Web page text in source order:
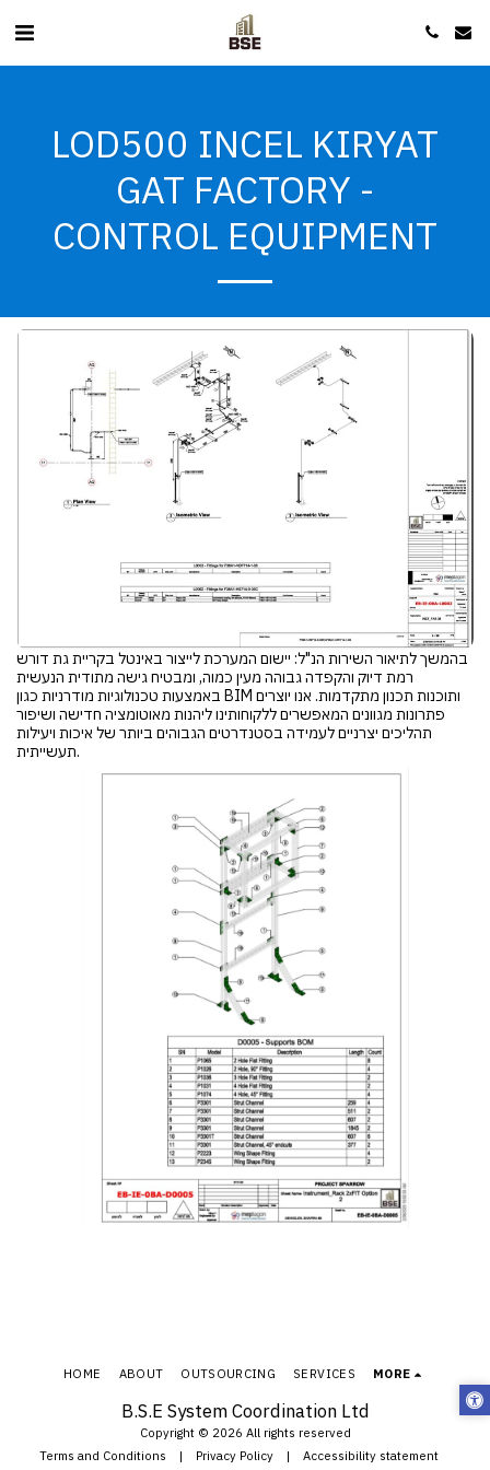
LOD500 INCEL KIRYAT
GAT FACTORY -
CONTROL EQUIPMENT
בהמשך לתיאור השירות הנ"ל: יישום המערכת לייצור באינטל בקריית גת דורש
רמת דיוק והקפדה גבוהה מעין כמוה, ומבטיח גישה מתודית הנעשית
באמצעות טכנולוגיות מודרניות כגון BIM ותוכנות תכנון מתקדמות. אנו יוצרים
פתרונות מגוונים המאפשרים ללקוחותינו ליהנות מאוטומציה חדישה ושיפור
תהליכים יצרניים לעמידה בסטנדרטים הגבוהים ביותר של איכות ויעילות
תעשייתית.
B.S.E System Coordination Ltd
Copyright © 2026 All rights reserved
Terms and Conditions | Privacy Policy| Accessibility statement
HOME ABOUT OUTSOURCING SERVICES MORE